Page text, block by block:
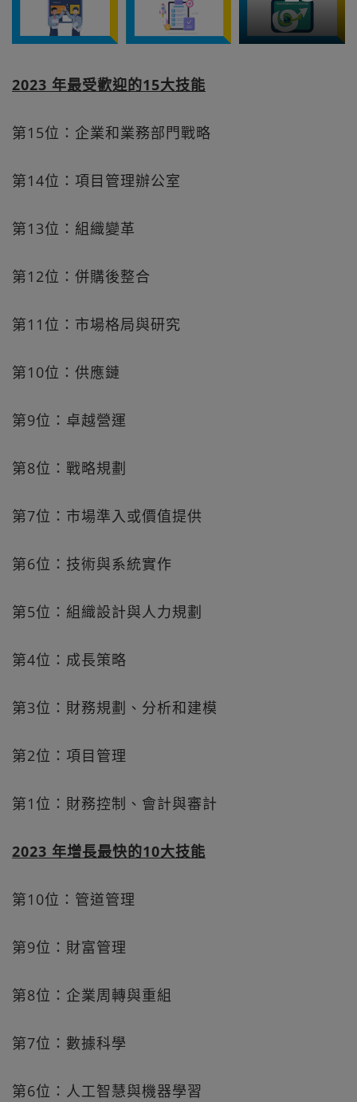
2023 年最受歡迎的15大技能
第15位：企業和業務部門戰略
第14位：項目管理辦公室
第13位：組織變革
第12位：併購後整合
第11位：市場格局與研究
第10位：供應鏈
第9位：卓越營運
第8位：戰略規劃
第7位：市場準入或價值提供
第6位：技術與系統實作
第5位：組織設計與人力規劃
第4位：成長策略
第3位：財務規劃、分析和建模
第2位：項目管理
第1位：財務控制、會計與審計
2023 年增長最快的10大技能
第10位：管道管理
第9位：財富管理
第8位：企業周轉與重組
第7位：數據科學
第6位：人工智慧與機器學習